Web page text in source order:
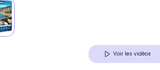
Voir les vidéos